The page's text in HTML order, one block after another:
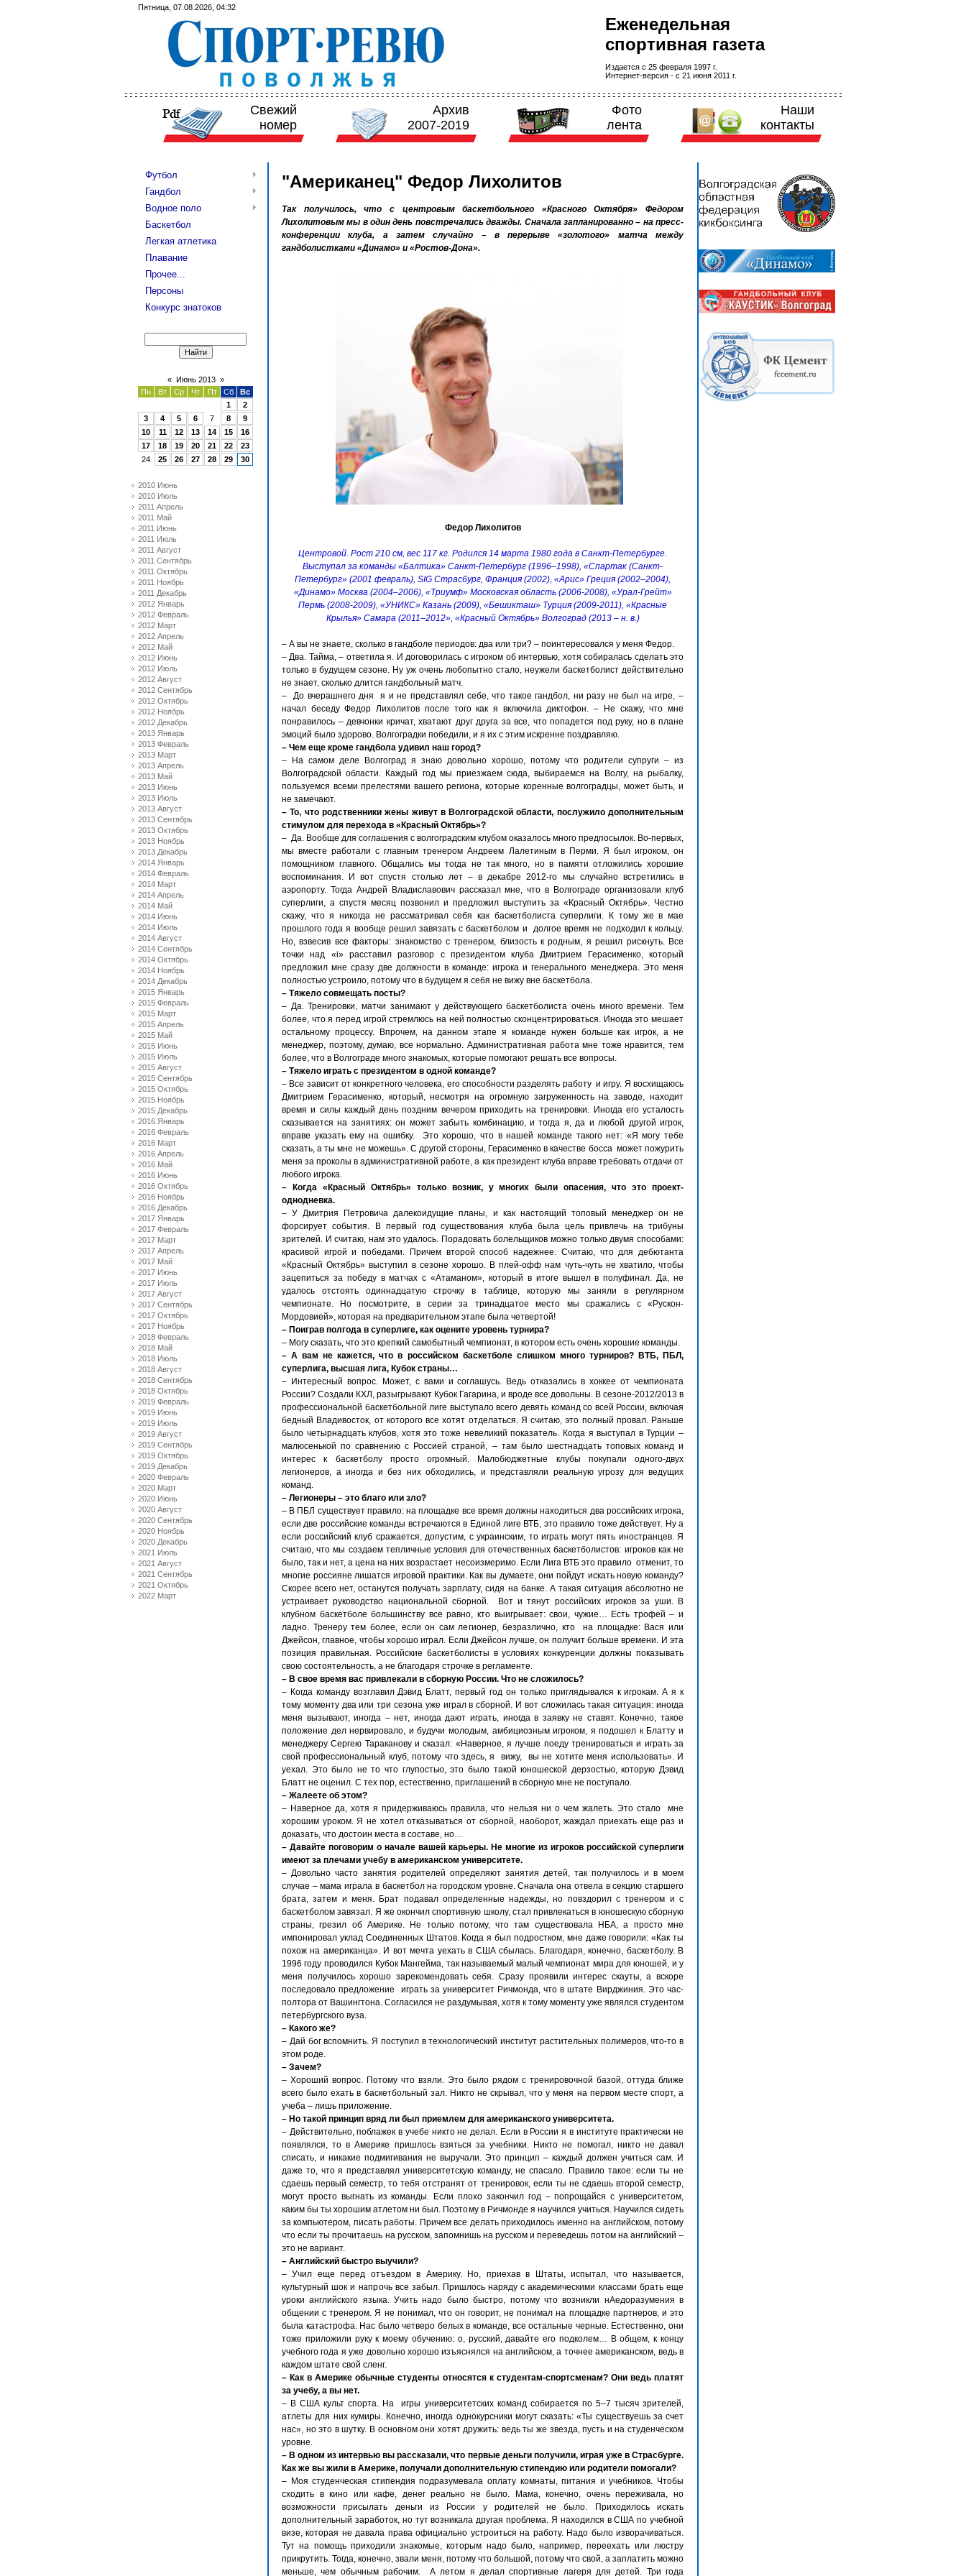
Пятница, 07.08.2026, 04:32
Еженедельная
спортивная газета
Издается с 25 февраля 1997 г.
Интернет-версия - с 21 июня 2011 г.
Свежий
номер
Архив
2007-2019
Фото
лента
Наши
контакты
Футбол
Гандбол
Водное поло
Баскетбол
Легкая атлетика
Плавание
Прочее...
Персоны
Конкурс знатоков
« Июнь 2013 »
Пн
Вт Ср Чт Пт Сб
Вс
1
2
3
4 5 6 7 8
9
10
11 12 13 14 15
16
17
18 19 20 21 22
23
24
25 26 27 28 29 30
2010 Июнь
2010 Июль
2011 Апрель
2011 Май
2011 Июнь
2011 Июль
2011 Август
2011 Сентябрь
2011 Октябрь
2011 Ноябрь
2011 Декабрь
2012 Январь
2012 Февраль
2012 Март
2012 Апрель
2012 Май
2012 Июнь
2012 Июль
2012 Август
2012 Сентябрь
2012 Октябрь
2012 Ноябрь
2012 Декабрь
2013 Январь
2013 Февраль
2013 Март
2013 Апрель
2013 Май
2013 Июнь
2013 Июль
2013 Август
2013 Сентябрь
2013 Октябрь
2013 Ноябрь
2013 Декабрь
2014 Январь
2014 Февраль
2014 Март
2014 Апрель
2014 Май
2014 Июнь
2014 Июль
2014 Август
2014 Сентябрь
2014 Октябрь
2014 Ноябрь
2014 Декабрь
2015 Январь
2015 Февраль
2015 Март
2015 Апрель
2015 Май
2015 Июнь
2015 Июль
2015 Август
2015 Сентябрь
2015 Октябрь
2015 Ноябрь
2015 Декабрь
2016 Январь
2016 Февраль
2016 Март
2016 Апрель
2016 Май
2016 Июнь
2016 Октябрь
2016 Ноябрь
2016 Декабрь
2017 Январь
2017 Февраль
2017 Март
2017 Апрель
2017 Май
2017 Июнь
2017 Июль
2017 Август
2017 Сентябрь
2017 Октябрь
2017 Ноябрь
2018 Февраль
2018 Май
2018 Июль
2018 Август
2018 Сентябрь
2018 Октябрь
2019 Февраль
2019 Июнь
2019 Июль
2019 Август
2019 Сентябрь
2019 Октябрь
2019 Декабрь
2020 Февраль
2020 Март
2020 Июнь
2020 Август
2020 Сентябрь
2020 Ноябрь
2020 Декабрь
2021 Июль
2021 Август
2021 Сентябрь
2021 Октябрь
2022 Март
"Американец" Федор Лихолитов
Так получилось, что с центровым баскетбольного «Красного Октября» Федором
Лихолитовым мы в один день повстречались дважды. Сначала запланированно – на пресс-
конференции клуба, а затем случайно – в перерыве «золотого» матча между
гандболистками «Динамо» и «Ростов-Дона».
Федор Лихолитов
Центровой. Рост 210 см, вес 117 кг. Родился 14 марта 1980 года в Санкт-Петербурге.
Выступал за команды «Балтика» Санкт-Петербург (1996–1998), «Спартак (Санкт-
Петербург» (2001 февраль), SIG Страсбург, Франция (2002), «Арис» Греция (2002–2004),
«Динамо» Москва (2004–2006), «Триумф» Московская область (2006-2008), «Урал-Грейт»
Пермь (2008-2009), «УНИКС» Казань (2009), «Бешикташ» Турция (2009-2011), «Красные
Крылья» Самара (2011–2012», «Красный Октябрь» Волгоград (2013 – н. в.)
– А вы не знаете, сколько в гандболе периодов: два или три? – поинтересовался у меня Федор.
– Два. Тайма, – ответила я. И договорилась с игроком об интервью, хотя собиралась сделать это
только в будущем сезоне. Ну уж очень любопытно стало, неужели баскетболист действительно
не знает, сколько длится гандбольный матч.
– До вчерашнего дня я и не представлял себе, что такое гандбол, ни разу не был на игре, –
начал беседу Федор Лихолитов после того как я включила диктофон. – Не скажу, что мне
понравилось – девчонки кричат, хватают друг друга за все, что попадется под руку, но в плане
эмоций было здорово. Волгоградки победили, и я их с этим искренне поздравляю.
– Чем еще кроме гандбола удивил наш город?
– На самом деле Волгоград я знаю довольно хорошо, потому что родители супруги – из
Волгоградской области. Каждый год мы приезжаем сюда, выбираемся на Волгу, на рыбалку,
пользуемся всеми прелестями вашего региона, которые коренные волгоградцы, может быть, и
не замечают.
– То, что родственники жены живут в Волгоградской области, послужило дополнительным
стимулом для перехода в «Красный Октябрь»?
– Да. Вообще для соглашения с волгоградским клубом оказалось много предпосылок. Во-первых,
мы вместе работали с главным тренером Андреем Лалетиным в Перми. Я был игроком, он
помощником главного. Общались мы тогда не так много, но в памяти отложились хорошие
воспоминания. И вот спустя столько лет – в декабре 2012-го мы случайно встретились в
аэропорту. Тогда Андрей Владиславович рассказал мне, что в Волгограде организовали клуб
суперлиги, а спустя месяц позвонил и предложил выступить за «Красный Октябрь». Честно
скажу, что я никогда не рассматривал себя как баскетболиста суперлиги. К тому же в мае
прошлого года я вообще решил завязать с баскетболом и долгое время не подходил к кольцу.
Но, взвесив все факторы: знакомство с тренером, близость к родным, я решил рискнуть. Все
точки над «i» расставил разговор с президентом клуба Дмитрием Герасименко, который
предложил мне сразу две должности в команде: игрока и генерального менеджера. Это меня
полностью устроило, потому что в будущем я себя не вижу вне баскетбола.
– Тяжело совмещать посты?
– Да. Тренировки, матчи занимают у действующего баскетболиста очень много времени. Тем
более, что я перед игрой стремлюсь на ней полностью сконцентрироваться. Иногда это мешает
остальному процессу. Впрочем, на данном этапе я команде нужен больше как игрок, а не
менеджер, поэтому, думаю, все нормально. Административная работа мне тоже нравится, тем
более, что в Волгограде много знакомых, которые помогают решать все вопросы.
– Тяжело играть с президентом в одной команде?
– Все зависит от конкретного человека, его способности разделять работу и игру. Я восхищаюсь
Дмитрием Герасименко, который, несмотря на огромную загруженность на заводе, находит
время и силы каждый день поздним вечером приходить на тренировки. Иногда его усталость
сказывается на занятиях: он может забыть комбинацию, и тогда я, да и любой другой игрок,
вправе указать ему на ошибку. Это хорошо, что в нашей команде такого нет: «Я могу тебе
сказать, а ты мне не можешь». С другой стороны, Герасименко в качестве босса может пожурить
меня за проколы в административной работе, а как президент клуба вправе требовать отдачи от
любого игрока.
– Когда «Красный Октябрь» только возник, у многих были опасения, что это проект-
однодневка.
– У Дмитрия Петровича далекоидущие планы, и как настоящий топовый менеджер он не
форсирует события. В первый год существования клуба была цель привлечь на трибуны
зрителей. И считаю, нам это удалось. Порадовать болельщиков можно только двумя способами:
красивой игрой и победами. Причем второй способ надежнее. Считаю, что для дебютанта
«Красный Октябрь» выступил в сезоне хорошо. В плей-офф нам чуть-чуть не хватило, чтобы
зацепиться за победу в матчах с «Атаманом», который в итоге вышел в полуфинал. Да, не
удалось отстоять одиннадцатую строчку в таблице, которую мы заняли в регулярном
чемпионате. Но посмотрите, в серии за тринадцатое место мы сражались с «Рускон-
Мордовией», которая на предварительном этапе была четвертой!
– Поиграв полгода в суперлиге, как оцените уровень турнира?
– Могу сказать, что это крепкий самобытный чемпионат, в котором есть очень хорошие команды.
– А вам не кажется, что в российском баскетболе слишком много турниров? ВТБ, ПБЛ,
суперлига, высшая лига, Кубок страны…
– Интересный вопрос. Может, с вами и соглашусь. Ведь отказались в хоккее от чемпионата
России? Создали КХЛ, разыгрывают Кубок Гагарина, и вроде все довольны. В сезоне-2012/2013 в
профессиональной баскетбольной лиге выступало всего девять команд со всей России, включая
бедный Владивосток, от которого все хотят отделаться. Я считаю, это полный провал. Раньше
было четырнадцать клубов, хотя это тоже невеликий показатель. Когда я выступал в Турции –
малюсенькой по сравнению с Россией страной, – там было шестнадцать топовых команд и
интерес к баскетболу просто огромный. Малобюджетные клубы покупали одного-двух
легионеров, а иногда и без них обходились, и представляли реальную угрозу для ведущих
команд.
– Легионеры – это благо или зло?
– В ПБЛ существует правило: на площадке все время должны находиться два российских игрока,
если две российские команды встречаются в Единой лиге ВТБ, это правило тоже действует. Ну а
если российский клуб сражается, допустим, с украинским, то играть могут пять иностранцев. Я
считаю, что мы создаем тепличные условия для отечественных баскетболистов: игроков как не
было, так и нет, а цена на них возрастает несоизмеримо. Если Лига ВТБ это правило отменит, то
многие россияне лишатся игровой практики. Как вы думаете, они пойдут искать новую команду?
Скорее всего нет, останутся получать зарплату, сидя на банке. А такая ситуация абсолютно не
устраивает руководство национальной сборной. Вот и тянут российских игроков за уши. В
клубном баскетболе большинству все равно, кто выигрывает: свои, чужие… Есть трофей – и
ладно. Тренеру тем более, если он сам легионер, безразлично, кто на площадке: Вася или
Джейсон, главное, чтобы хорошо играл. Если Джейсон лучше, он получит больше времени. И эта
позиция правильная. Российские баскетболисты в условиях конкуренции должны показывать
свою состоятельность, а не благодаря строчке в регламенте.
– В свое время вас привлекали в сборную России. Что не сложилось?
– Когда команду возглавил Дэвид Блатт, первый год он только приглядывался к игрокам. А я к
тому моменту два или три сезона уже играл в сборной. И вот сложилась такая ситуация: иногда
меня вызывают, иногда – нет, иногда дают играть, иногда в заявку не ставят. Конечно, такое
положение дел нервировало, и будучи молодым, амбициозным игроком, я подошел к Блатту и
менеджеру Сергею Тараканову и сказал: «Наверное, я лучше поеду тренироваться и играть за
свой профессиональный клуб, потому что здесь, я вижу, вы не хотите меня использовать». И
уехал. Это было не то что глупостью, это было такой юношеской дерзостью, которую Дэвид
Блатт не оценил. С тех пор, естественно, приглашений в сборную мне не поступало.
– Жалеете об этом?
– Наверное да, хотя я придерживаюсь правила, что нельзя ни о чем жалеть. Это стало мне
хорошим уроком. Я не хотел отказываться от сборной, наоборот, жаждал приехать еще раз и
доказать, что достоин места в составе, но…
– Давайте поговорим о начале вашей карьеры. Не многие из игроков российской суперлиги
имеют за плечами учебу в американском университете.
– Довольно часто занятия родителей определяют занятия детей, так получилось и в моем
случае – мама играла в баскетбол на городском уровне. Сначала она отвела в секцию старшего
брата, затем и меня. Брат подавал определенные надежды, но повздорил с тренером и с
баскетболом завязал. Я же окончил спортивную школу, стал привлекаться в юношескую сборную
страны, грезил об Америке. Не только потому, что там существовала НБА, а просто мне
импонировал уклад Соединенных Штатов. Когда я был подростком, мне даже говорили: «Как ты
похож на американца». И вот мечта уехать в США сбылась. Благодаря, конечно, баскетболу. В
1996 году проводился Кубок Мангейма, так называемый малый чемпионат мира для юношей, и у
меня получилось хорошо зарекомендовать себя. Сразу проявили интерес скауты, а вскоре
последовало предложение играть за университет Ричмонда, что в штате Вирджиния. Это час-
полтора от Вашингтона. Согласился не раздумывая, хотя к тому моменту уже являлся студентом
петербургского вуза.
– Какого же?
– Дай бог вспомнить. Я поступил в технологический институт растительных полимеров, что-то в
этом роде.
– Зачем?
– Хороший вопрос. Потому что взяли. Это было рядом с тренировочной базой, оттуда ближе
всего было ехать в баскетбольный зал. Никто не скрывал, что у меня на первом месте спорт, а
учеба – лишь приложение.
– Но такой принцип вряд ли был приемлем для американского университета.
– Действительно, поблажек в учебе никто не делал. Если в России я в институте практически не
появлялся, то в Америке пришлось взяться за учебники. Никто не помогал, никто не давал
списать, и никакие подмигивания не выручали. Это принцип – каждый должен учиться сам. И
даже то, что я представлял университетскую команду, не спасало. Правило такое: если ты не
сдаешь первый семестр, то тебя отстранят от тренировок, если ты не сдаешь второй семестр,
могут просто выгнать из команды. Если плохо закончил год – попрощайся с университетом,
каким бы ты хорошим атлетом ни был. Поэтому в Ричмонде я научился учиться. Научился сидеть
за компьютером, писать работы. Причем все делать приходилось именно на английском, потому
что если ты прочитаешь на русском, запомнишь на русском и переведешь потом на английский –
это не вариант.
– Английский быстро выучили?
– Учил еще перед отъездом в Америку. Но, приехав в Штаты, испытал, что называется,
культурный шок и напрочь все забыл. Пришлось наряду с академическими классами брать еще
уроки английского языка. Учить надо было быстро, потому что возникли нАедоразумения в
общении с тренером. Я не понимал, что он говорит, не понимал на площадке партнеров, и это
была катастрофа. Нас было четверо белых в команде, все остальные черные. Естественно, они
тоже приложили руку к моему обучению: о, русский, давайте его подколем… В общем, к концу
учебного года я уже довольно хорошо изъяснялся на английском, а точнее американском, ведь в
каждом штате свой сленг.
– Как в Америке обычные студенты относятся к студентам-спортсменам? Они ведь платят
за учебу, а вы нет.
– В США культ спорта. На игры университетских команд собирается по 5–7 тысяч зрителей,
атлеты для них кумиры. Конечно, иногда однокурсники могут сказать: «Ты существуешь за счет
нас», но это в шутку. В основном они хотят дружить: ведь ты же звезда, пусть и на студенческом
уровне.
– В одном из интервью вы рассказали, что первые деньги получили, играя уже в Страсбурге.
Как же вы жили в Америке, получали дополнительную стипендию или родители помогали?
– Моя студенческая стипендия подразумевала оплату комнаты, питания и учебников. Чтобы
сходить в кино или кафе, денег реально не было. Мама, конечно, очень переживала, но
возможности присылать деньги из России у родителей не было. Приходилось искать
дополнительный заработок, но тут возникала другая проблема. Я находился в США по учебной
визе, которая не давала права официально устроиться на работу. Надо было изворачиваться.
Тут на помощь приходили знакомые, которым надо было, например, переехать или люстру
прикрутить. Тогда, конечно, звали меня, потому что большой, потому что свой, а заплатить можно
меньше, чем обычным рабочим. А летом я делал спортивные лагеря для детей. Три года